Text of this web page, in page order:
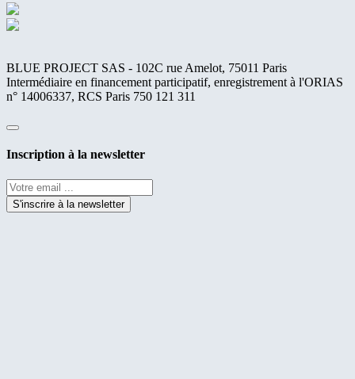
BLUE PROJECT SAS - 102C rue Amelot, 75011 Paris
Intermédiaire en financement participatif, enregistrement à l'ORIAS
n° 14006337, RCS Paris 750 121 311
Fermer
Inscription à la newsletter